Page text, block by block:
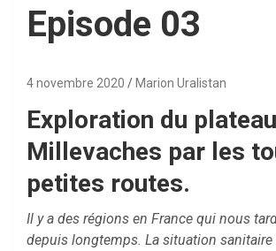
Episode 03
4 novembre 2020 Marion Uralistan
Exploration du
Millevaches par les
petites routes.
Il y a des régions en France qui nous
depuis longtemps. La situation